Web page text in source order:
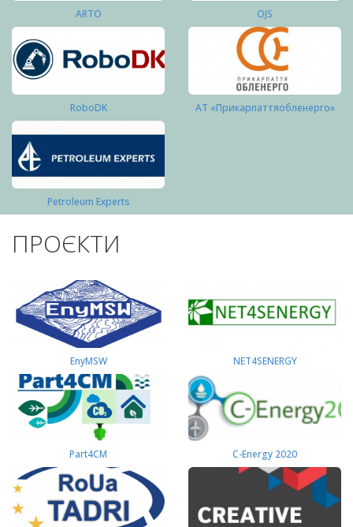
ARTO OJS
RoboDK АТ «Прикарпаттяобленерго»
Petroleum Experts
ПРОЄКТИ
EnyMSW NET4SENERGY
Part4СМ C-Energy 2020